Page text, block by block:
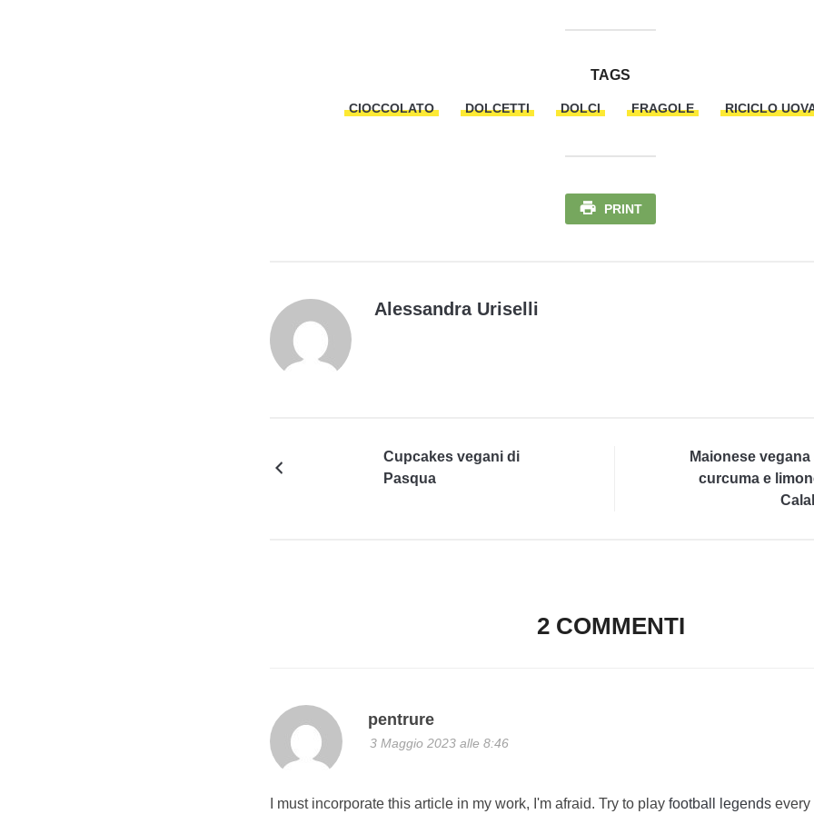
TAGS
CIOCCOLATO DOLCETTI DOLCI FRAGOLE RICICLO
PRINT
Alessandra Uriselli
Cupcakes vegani di
Pasqua
Maionese vegana
curcuma e
2 COMMENTI
pentrure
3 Maggio 2023 alle 8:46
I must incorporate this article in my work, I'm afraid. Try to play football legends every